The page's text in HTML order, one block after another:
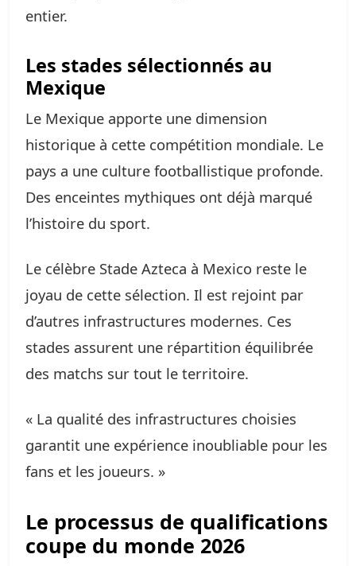
entier.
Les stades sélectionnés au
Mexique
Le Mexique apporte une dimension
historique à cette compétition mondiale. Le
pays a une culture footballistique profonde.
Des enceintes mythiques ont déjà marqué
l’histoire du sport.
Le célèbre Stade Azteca à Mexico reste le
joyau de cette sélection. Il est rejoint par
d’autres infrastructures modernes. Ces
stades assurent une répartition équilibrée
des matchs sur tout le territoire.
« La qualité des infrastructures choisies
garantit une expérience inoubliable pour les
fans et les joueurs. »
Le processus de qualifications
coupe du monde 2026